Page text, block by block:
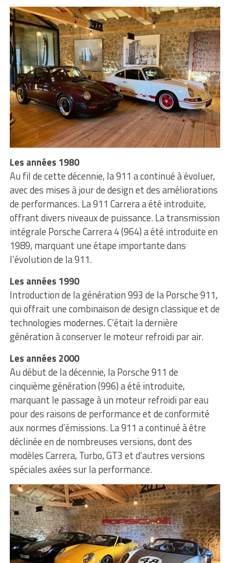
Les années 1980
Au fil de cette décennie, la 911 a continué à évoluer,
avec des mises à jour de design et des améliorations
de performances. La 911 Carrera a été introduite,
offrant divers niveaux de puissance. La transmission
intégrale Porsche Carrera 4 (964) a été introduite en
1989, marquant une étape importante dans
l’évolution de la 911.
Les années 1990
Introduction de la génération 993 de la Porsche 911,
qui offrait une combinaison de design classique et de
technologies modernes. C’était la dernière
génération à conserver le moteur refroidi par air.
Les années 2000
Au début de la décennie, la Porsche 911 de
cinquième génération (996) a été introduite,
marquant le passage à un moteur refroidi par eau
pour des raisons de performance et de conformité
aux normes d’émissions. La 911 a continué à être
déclinée en de nombreuses versions, dont des
modèles Carrera, Turbo, GT3 et d’autres versions
spéciales axées sur la performance.